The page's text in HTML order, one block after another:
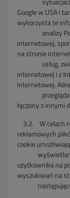
Google w USA i
wykorzysta te
analizy
internetowej,
na stronie
usług,
internetowej i z
internetowej.
łączony z innymi
3.2.
W celach
reklamowych
cookie
użytkownika na
wyszukiwań na